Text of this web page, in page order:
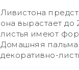
Ливистона
она вырастает
листья имеют
Домашняя пальма
декоративно-